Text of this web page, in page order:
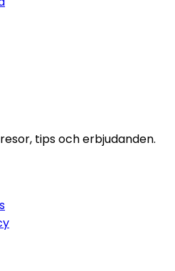
tips och erbjudanden.